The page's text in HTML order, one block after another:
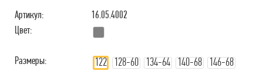
Артикул:
16.05.4002
Цвет:
Размеры: 122 128-60 134-64 140-68
146-68